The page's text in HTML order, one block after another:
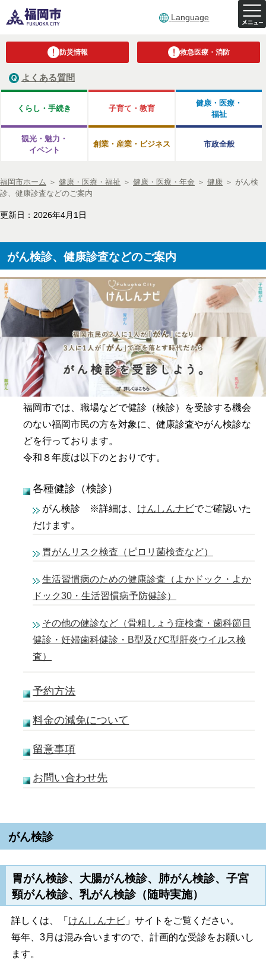
Language
防災情報 救急医療・消防
よくある質問
くらし・手続き 子育て・教育
健康・医療・
福祉
観光・魅力・
イベント
創業・産業・ビジネス 市政全般
福岡市ホーム ＞ 健康・医療・福祉 ＞ 健康・医療・年金 ＞ 健康 ＞ がん検
診、健康診査などのご案内
更新日：2026年4月1日
がん検診、健康診査などのご案内
福岡市では、職場などで健診（検診）を受診する機会
のない福岡市民の方を対象に、健康診査やがん検診な
どを行っております。
令和８年度は以下のとおりです。
各種健診（検診）
がん検診 ※詳細は、 けんしんナビでご確認いた
だけます。
胃がんリスク検査（ピロリ菌検査など）
生活習慣病のための健康診査（よかドック・よか
ドック30・生活習慣病予防健診）
その他の健診など（骨粗しょう症検査・歯科節目
健診・妊婦歯科健診・B型及びC型肝炎ウイルス検
査）
予約方法
料金の減免について
留意事項
お問い合わせ先
がん検診
胃がん検診、大腸がん検診、肺がん検診、子宮
頸がん検診、乳がん検診（随時実施）
詳しくは、「 けんしんナビ 」サイトをご覧ください。
毎年、3月は混み合いますので、計画的な受診をお願いし
ます。